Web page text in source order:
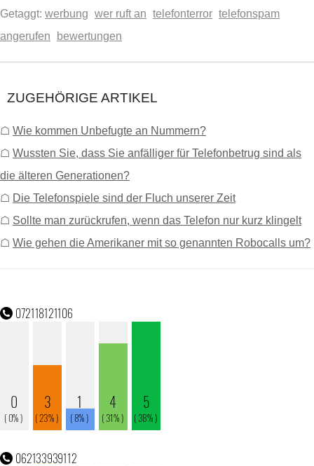
Getaggt: werbung wer ruft an telefonterror telefonspam
angerufen
bewertungen
ZUGEHÖRIGE ARTIKEL
☖ Wie kommen Unbefugte an Nummern?
☖ Wussten Sie, dass Sie anfälliger für Telefonbetrug sind als
die älteren Generationen?
☖ Die Telefonspiele sind der Fluch unserer Zeit
☖ Sollte man zurückrufen, wenn das Telefon nur kurz klingelt
☖ Wie gehen die Amerikaner mit so genannten Robocalls um?